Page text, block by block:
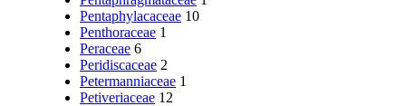
Pentaphylacaceae 10
Penthoraceae 1
Peraceae 6
Peridiscaceae 2
Petermanniaceae 1
Petiveriaceae 12